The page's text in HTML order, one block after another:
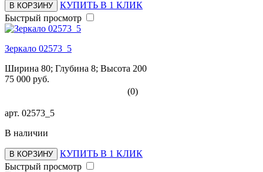
В КОРЗИНУ
КУПИТЬ В 1 КЛИК
Быстрый просмотр
Зеркало 02573_5
Ширина 80; Глубина 8; Высота 200
75 000 руб.
(0)
арт. 02573_5
В наличии
В КОРЗИНУ
КУПИТЬ В 1 КЛИК
Быстрый просмотр